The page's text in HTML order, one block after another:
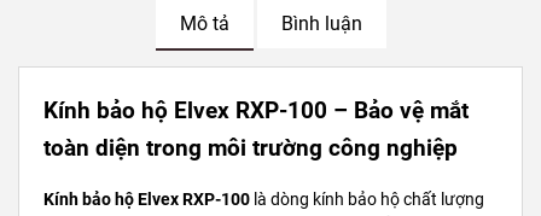
Mô tả Bình luận
Kính bảo hộ Elvex RXP-100 – Bảo vệ mắt
toàn diện trong môi trường công nghiệp
Kính bảo hộ Elvex RXP-100 là dòng kính bảo hộ chất lượng